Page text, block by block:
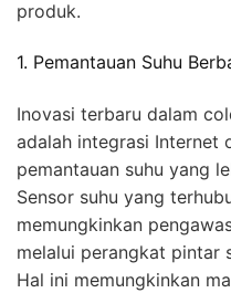
produk.
1. Pemantauan Suhu
Inovasi terbaru dalam
adalah integrasi Internet
pemantauan suhu yang
Sensor suhu yang
memungkinkan
melalui perangkat pintar
Hal ini memungkinkan